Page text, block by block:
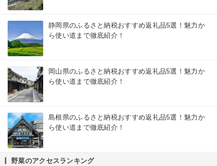
静岡県のふるさと納税おすすめ返礼品5選！魅力か
ら使い道まで徹底紹介！
岡山県のふるさと納税おすすめ返礼品5選！魅力か
ら使い道まで徹底紹介！
島根県のふるさと納税おすすめ返礼品5選！魅力か
ら使い道まで徹底紹介！
野菜のアクセスランキング